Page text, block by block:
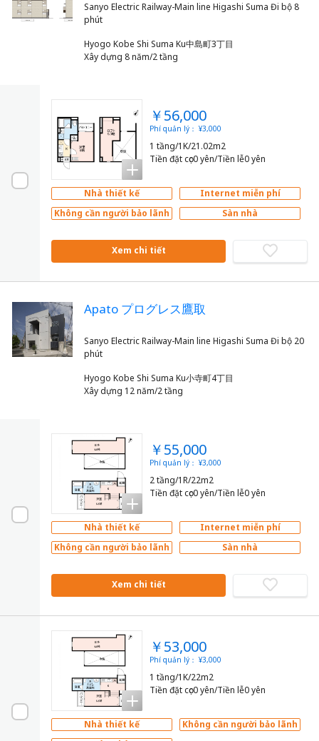
Sanyo Electric Railway-Main line Higashi Suma Đi bộ 8
Hyogo Kobe Shi Suma Ku中島町3丁目
Xây dựng 8 năm/2 tầng
￥56,000
Phí quản lý： ¥3,000
1 tầng/1K/21.02m2
Tiền đặt cọc0 yên/Tiền lễ0 yên
Nhà thiết kế
Internet miễn phí
Không cần người bảo lãnh
Sàn nhà
Xem chi tiết
Apato プログレス鷹取
Sanyo Electric Railway-Main line Higashi Suma Đi bộ 20
Hyogo Kobe Shi Suma Ku小寺町4丁目
Xây dựng 12 năm/2 tầng
￥55,000
Phí quản lý： ¥3,000
2 tầng/1R/22m2
Tiền đặt cọc0 yên/Tiền lễ0 yên
Nhà thiết kế
Internet miễn phí
Không cần người bảo lãnh
Sàn nhà
Xem chi tiết
￥53,000
Phí quản lý： ¥3,000
1 tầng/1K/22m2
Tiền đặt cọc0 yên/Tiền lễ0 yên
Nhà thiết kế
Không cần người bảo lãnh